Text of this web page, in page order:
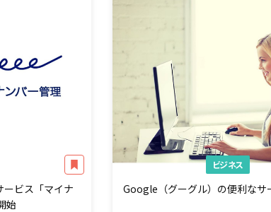
ビス「マイナ
始
ビジネス
Google（グーグル）の便利なサ